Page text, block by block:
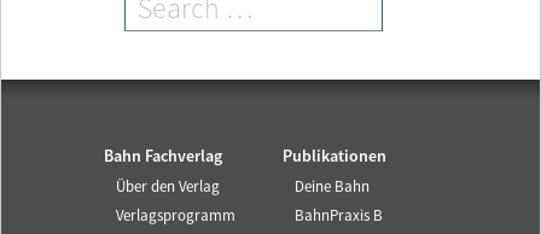
Bahn Fachverlag
Über den Verlag
Verlagsprogramm
Publikationen
Deine Bahn
BahnPraxis B